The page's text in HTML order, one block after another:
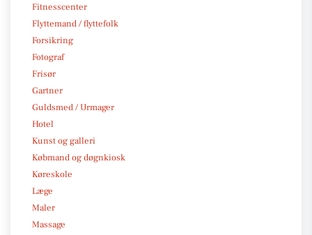
Fitnesscenter
Flyttemand / flyttefolk
Forsikring
Fotograf
Frisør
Gartner
Guldsmed / Urmager
Hotel
Kunst og galleri
Købmand og døgnkiosk
Køreskole
Læge
Maler
Massage